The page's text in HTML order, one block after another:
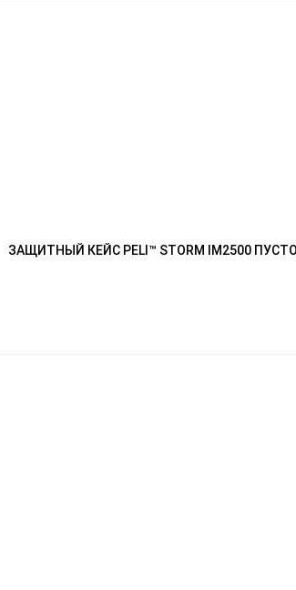
ЗАЩИТНЫЙ КЕЙС PELI™ STORM IM2500